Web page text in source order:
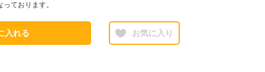
ております。
入れる お気に入り